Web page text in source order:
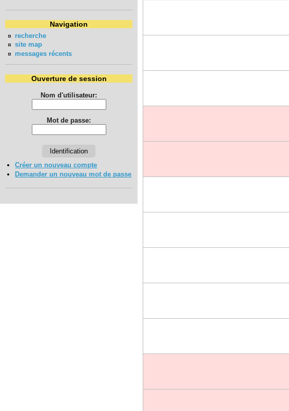
Navigation
recherche
site map
messages récents
Ouverture de session
Nom d'utilisateur:
Mot de passe:
Créer un nouveau compte
Demander un nouveau mot de passe